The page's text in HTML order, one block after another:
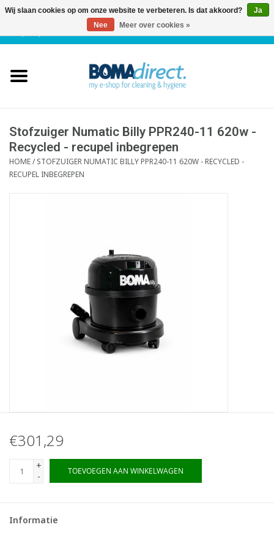
Klantenservice
Blog
Stofzuiger Numatic Billy PPR240-11 620w -
Recycled - recupel inbegrepen
HOME/STOFZUIGER NUMATIC BILLY PPR240-11 620W - RECYCLED -
RECUPEL INBEGREPEN
€301,29
+
-
TOEVOEGEN AAN WINKELWAGEN
Informatie
Wij slaan cookies op om onze website te verbeteren. Is dat akkoord?
Ja
Nee
Meer over cookies »